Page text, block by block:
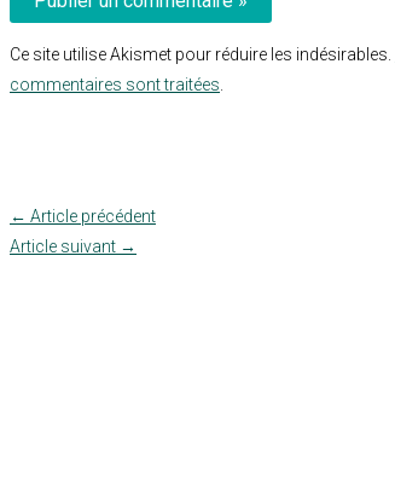
Ce site utilise Akismet pour réduire les indésirables.
commentaires sont traitées.
← Article précédent
Article suivant →